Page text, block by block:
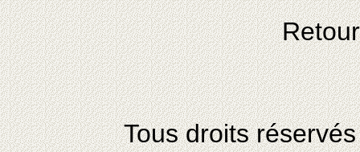
Tous droits